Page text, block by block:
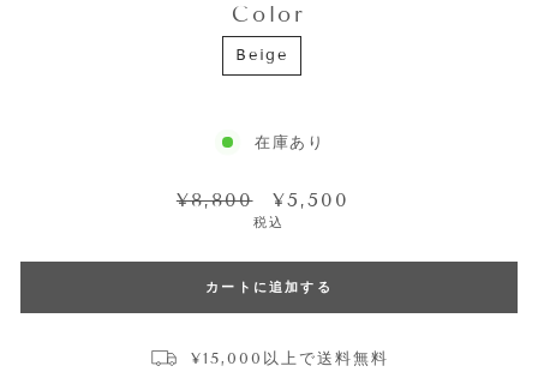
Color
Beige
在庫あり
通
格
¥8,800
セ
ー
価
格
¥5,500
税込
カートに追加する
¥15,000以上で送料無料